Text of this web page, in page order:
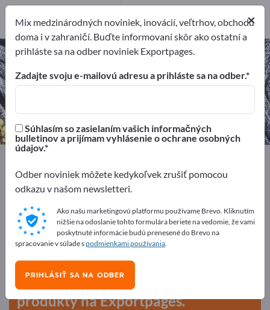
Pomôcky pre kožiarsky priemysel
– nájdite výrobcov a dodávateľov
Obuv a módne doplnky
Kožený tovar
Pomôcky pre kožiarsky priemysel
Inzerujte zadarmo na Exportpages!
Potreby – Ponuky – Použité tovary – Obchodné
Zverejnite svoju spoločnosť a svoje
produkty na Exportpages.
×
Mix medzinárodných noviniek, inovácií, veľtrhov, obchodu
doma i v zahraničí. Buďte informovaní skôr ako ostatní a
prihláste sa na odber noviniek Exportpages.
Zadajte svoju e-mailovú adresu a prihláste sa na odber.
Súhlasím so zasielaním vašich informačných
bulletinov a prijímam vyhlásenie o ochrane osobných
údajov.
Odber noviniek môžete kedykoľvek zrušiť pomocou
odkazu v našom newsletteri.
Ako našu marketingovú platformu používame Brevo. Kliknutím
nižšie na odoslanie tohto formulára beriete na vedomie, že vami
poskytnuté informácie budú prenesené do Brevo na
spracovanie v súlade spodmienkami používania.
PRIHLÁSIŤ SA NA ODBER